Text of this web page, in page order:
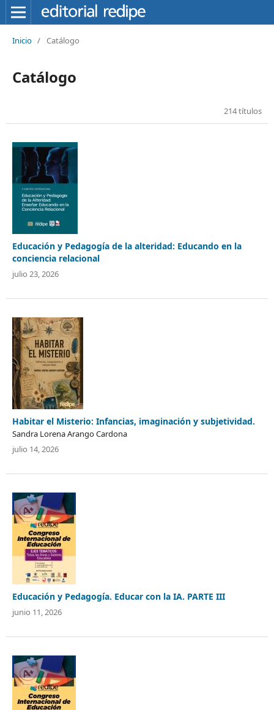
Inicio / Catálogo
Catálogo
214 títulos
Educación y Pedagogía de la alteridad: Educando en la
conciencia relacional
julio 23, 2026
Habitar el Misterio: Infancias, imaginación y subjetividad.
Sandra Lorena Arango Cardona
julio 14, 2026
Educación y Pedagogía. Educar con la IA. PARTE III
junio 11, 2026